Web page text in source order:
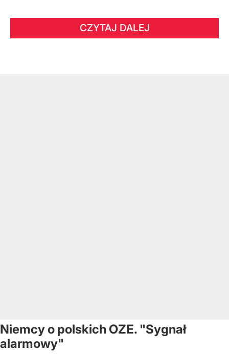
CZYTAJ DALEJ
Niemcy o polskich OZE. "Sygnał
alarmowy"